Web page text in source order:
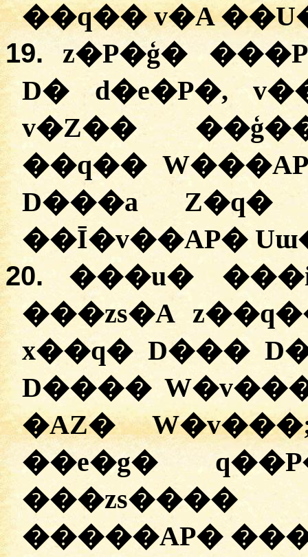
��q�� v�A
19.
z�P�ģ�
D� d�e�P�,
v�Z��
��q��
D���a
��Ī�v��AP�
20.
���u�
���zs�A
x��q� D���
D����
�AZ�
��e�g�
���zs����
�����AP�